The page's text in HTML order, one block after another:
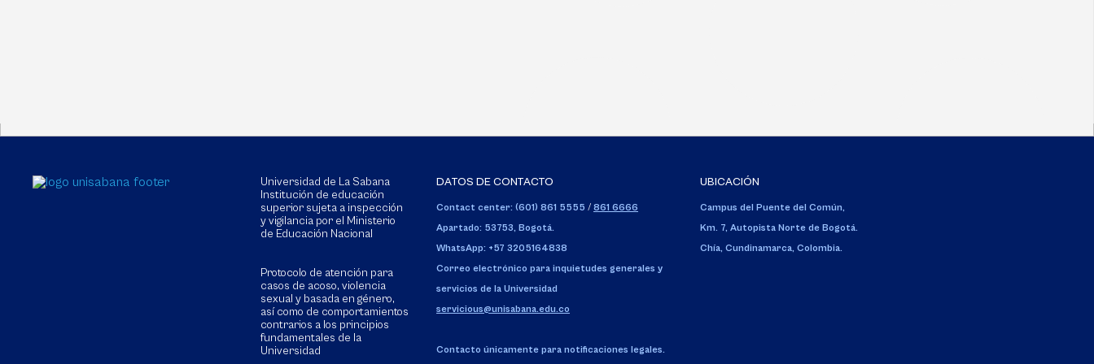
Universidad de La Sabana
Institución de educación
superior sujeta a inspección
y vigilancia por el Ministerio
de Educación Nacional
Protocolo de atención para
casos de acoso, violencia
sexual y basada en género,
así como de comportamientos
contrarios a los principios
fundamentales de la
Universidad
DATOS DE CONTACTO
Contact center: (601) 861 5555 / 861 6666
Apartado: 53753, Bogotá.
WhatsApp: +57 3205164838
Correo electrónico para inquietudes generales y
servicios de la Universidad
servicious@unisabana.edu.co
Contacto únicamente para notificaciones legales.
UBICACIÓN
Campus del Puente del Común,
Km. 7, Autopista Norte de Bogotá.
Chía, Cundinamarca, Colombia.